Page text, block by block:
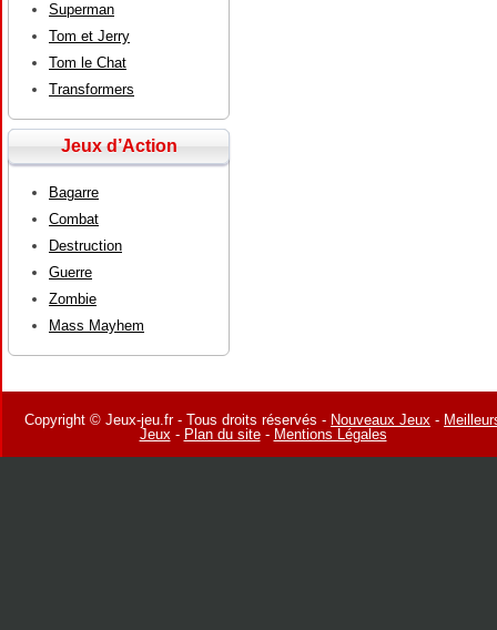
Superman
Tom et Jerry
Tom le Chat
Transformers
Jeux d’Action
Bagarre
Combat
Destruction
Guerre
Zombie
Mass Mayhem
Copyright © Jeux-jeu.fr - Tous droits réservés - Nouveaux Jeux -
Jeux- Plan du site- Mentions Légales